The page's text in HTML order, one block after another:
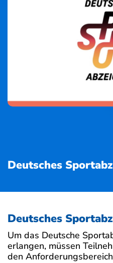
Deutsches
Deutsches
Um das Deutsche
erlangen, müssen
den